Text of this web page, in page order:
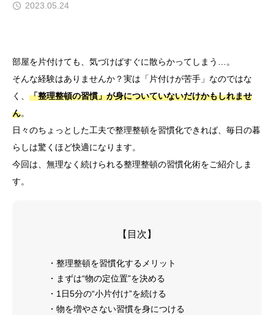
2023.05.24
部屋を片付けても、気づけばすぐに散らかってしまう…。
そんな経験はありませんか？実は「片付けが苦手」なのではな
く、 「整理整頓の習慣」が身についていないだけかもしれませ
ん。
日々のちょっとした工夫で整理整頓を習慣化できれば、毎日の暮
らしは驚くほど快適になります。
今回は、無理なく続けられる整理整頓の習慣化術をご紹介しま
す。
【目次】
・整理整頓を習慣化するメリット
・まずは“物の定位置”を決める
・1日5分の“小片付け”を続ける
・物を増やさない習慣を身につける